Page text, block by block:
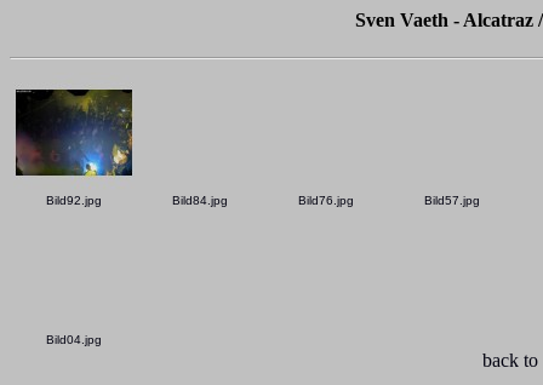
Sven Vaeth - Alcatraz
Bild92.jpg Bild84.jpg Bild76.jpg Bild57.jpg
Bild04.jpg
back to